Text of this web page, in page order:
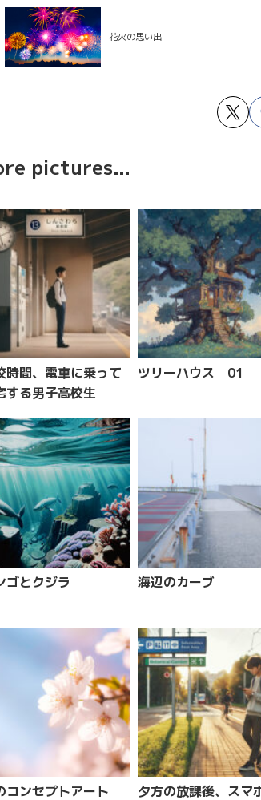
花火の思い出
pictures...
時間、電車に乗って
する男子高校生
ツリーハウス 01
ゴとクジラ 海辺のカーブ
コンセプトアート 夕方の放課後、スマ